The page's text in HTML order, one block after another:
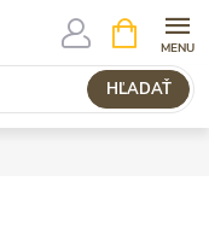
HĽADAŤ
KOŠÍK